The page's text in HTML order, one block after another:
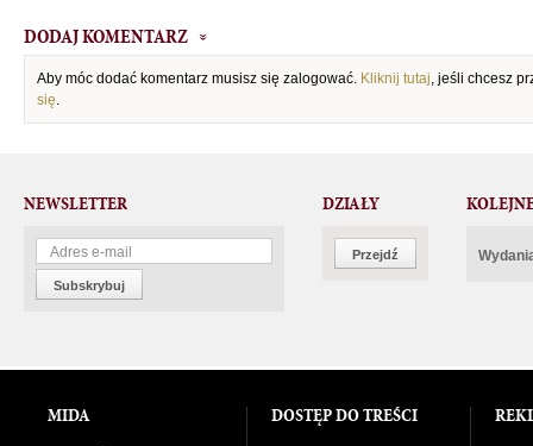
DODAJ KOMENTARZ
Aby móc dodać komentarz musisz się zalogować. Kliknij tutaj, jeśli chcesz
się.
NEWSLETTER
Subskrybuj
DZIAŁY
Przejdź
MIDA DOSTĘP DO TREŚCI